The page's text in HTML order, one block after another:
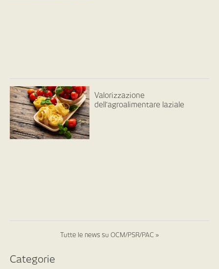
Valorizzazione
dell’agroalimentare laziale
Tutte le news su OCM/PSR/PAC »
Categorie